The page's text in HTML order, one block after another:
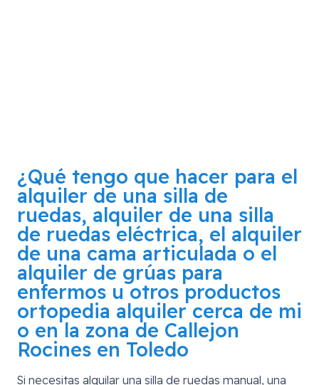
¿Qué tengo que hacer para el
alquiler de una silla de
ruedas, alquiler de una silla
de ruedas eléctrica, el alquiler
de una cama articulada o el
alquiler de grúas para
enfermos u otros productos
ortopedia alquiler cerca de mi
o en la zona de Callejon
Rocines en Toledo
Si necesitas alquilar una silla de ruedas manual, una